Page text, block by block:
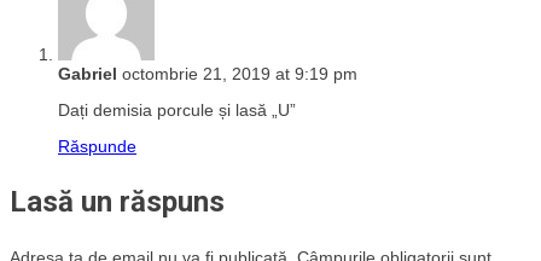
Gabriel octombrie 21, 2019 at 9:19 pm
Dați demisia porcule și lasă „U”
Răspunde
Lasă un răspuns